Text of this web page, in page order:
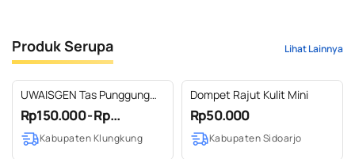
Produk Serupa Lihat Lainnya
UWAISGEN Tas Punggung
Fathur Bag Tenun Endek
Etnik Bali Handmade
Rp150.000 - Rp...
Kabupaten Klungkung
Dompet Rajut Kulit Mini
Rp50.000
Kabupaten Sidoarjo